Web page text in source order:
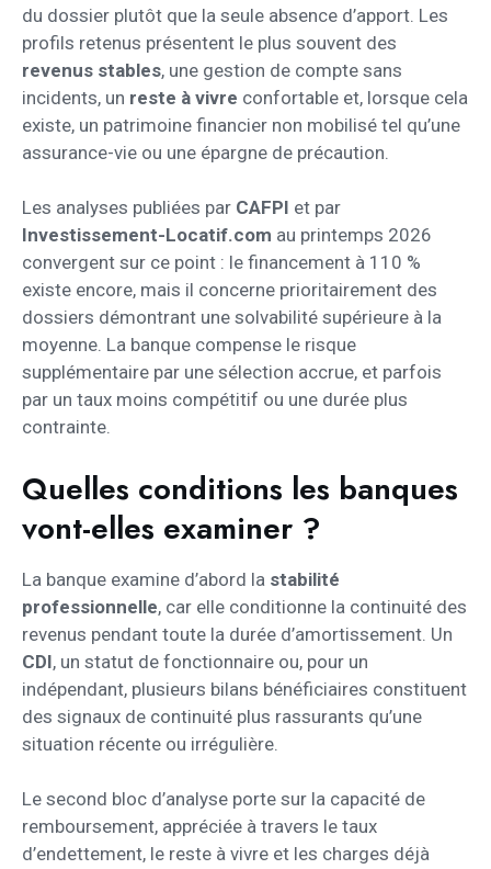
du dossier plutôt que la seule absence d’apport. Les
profils retenus présentent le plus souvent des
revenus stables, une gestion de compte sans
incidents, un reste à vivre confortable et, lorsque cela
existe, un patrimoine financier non mobilisé tel qu’une
assurance-vie ou une épargne de précaution.
Les analyses publiées par CAFPI et par
Investissement-Locatif.com au printemps 2026
convergent sur ce point : le financement à 110 %
existe encore, mais il concerne prioritairement des
dossiers démontrant une solvabilité supérieure à la
moyenne. La banque compense le risque
supplémentaire par une sélection accrue, et parfois
par un taux moins compétitif ou une durée plus
contrainte.
Quelles conditions les banques
vont-elles examiner ?
La banque examine d’abord la stabilité
professionnelle, car elle conditionne la continuité des
revenus pendant toute la durée d’amortissement. Un
CDI, un statut de fonctionnaire ou, pour un
indépendant, plusieurs bilans bénéficiaires constituent
des signaux de continuité plus rassurants qu’une
situation récente ou irrégulière.
Le second bloc d’analyse porte sur la capacité de
remboursement, appréciée à travers le taux
d’endettement, le reste à vivre et les charges déjà